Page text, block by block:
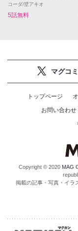
コーダ/壁アキオ
5話無料
マグコ
トップページ
お問い合わせ
Copyright © 2020 MAG
掲載の記事・写真・イラ